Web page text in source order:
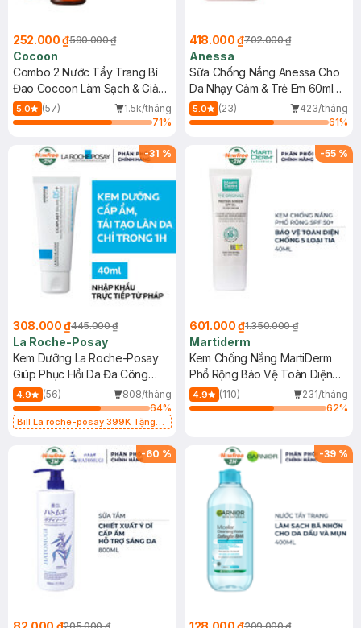
252.000 ₫590.000 ₫
Cocoon
Combo 2 Nước Tẩy Trang Bí
Đao Cocoon Làm Sạch & Giảm
Dầu 500ml
5.0 (57)
1.5k/tháng
71%
418.000 ₫702.000 ₫
Anessa
Sữa Chống Nắng Anessa Cho
Da Nhạy Cảm & Trẻ Em 60ml
(Mới)
5.0 (23)
423/tháng
61%
-31 %
308.000 ₫445.000 ₫
La Roche-Posay
Kem Dưỡng La Roche-Posay
Giúp Phục Hồi Da Đa Công
Dụng 40ml
4.9 (56)
808/tháng
64%
Bill La roche-posay 399K Tặng
(SL có hạn)
-55 %
601.000 ₫1.350.000 ₫
Martiderm
Kem Chống Nắng MartiDerm
Phổ Rộng Bảo Vệ Toàn Diện
40ml
4.9 (110)
231/tháng
62%
-60 % -39 %